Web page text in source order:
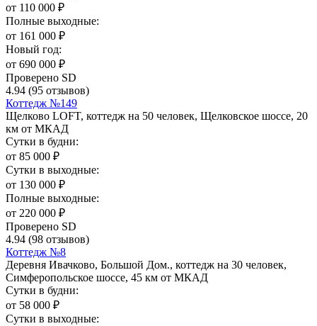
от 110 000 ₽
Полные выходные:
от 161 000 ₽
Новый год:
от 690 000 ₽
Проверено SD
4.94 (95 отзывов)
Коттедж №149
Щелково LOFT, коттедж на 50 человек, Щелковское шоссе, 20
км от МКАД
Сутки в будни:
от 85 000 ₽
Сутки в выходные:
от 130 000 ₽
Полные выходные:
от 220 000 ₽
Проверено SD
4.94 (98 отзывов)
Коттедж №8
Деревня Ивачково, Большой Дом., коттедж на 30 человек,
Симферопольское шоссе, 45 км от МКАД
Сутки в будни:
от 58 000 ₽
Сутки в выходные: